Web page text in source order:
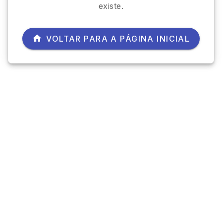
existe.
VOLTAR PARA A PÁGINA INICIAL